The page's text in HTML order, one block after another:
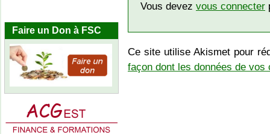
Faire un Don à FSC
Vous devez vous connecter
Ce site utilise Akismet pour
façon dont les données de